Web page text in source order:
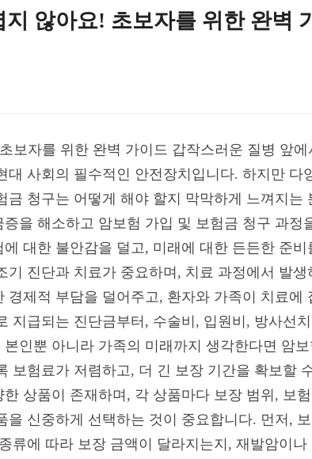
않아요! 초보자를 위한 완벽
보자를 위한 완벽 가이드 갑작스러운 질병 앞
대 사회의 필수적인 안전장치입니다. 하지만 다
청구는 어떻게 해야 할지 막막하게 느껴지는
을 해소하고 암보험 가입 및 보험금 청구 과정
대한 불안감을 덜고, 미래에 대한 든든한 준
기 진단과 치료가 중요하며, 치료 과정에서 발
경제적 부담을 덜어주고, 환자와 가족이 치료에
지급되는 진단금부터, 수술비, 입원비, 방사선
인뿐 아니라 가족의 미래까지 생각한다면 암
보험료가 저렴하고, 더 긴 보장 기간을 확보할
상품이 존재하며, 각 상품마다 보장 범위, 보
을 신중하게 선택하는 것이 중요합니다. 먼저,
류에 따라 보장 금액이 달라지는지, 재발암이